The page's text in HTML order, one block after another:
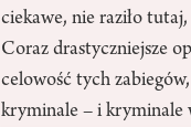
ciekawe, nie raziło
Coraz drastyczniejsze
celowość tych
kryminale – i kryminale